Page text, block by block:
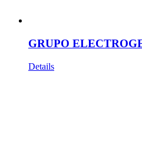
GRUPO
Details